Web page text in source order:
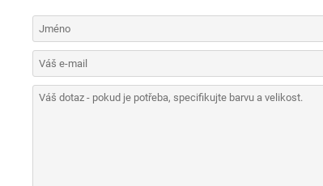
Jméno
Váš e-mail
Váš dotaz - pokud je potřeba, specifikujte barvu a velikost.